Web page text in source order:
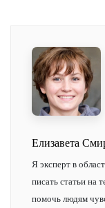
Елизавета
Я эксперт в
писать статьи на
помочь людям